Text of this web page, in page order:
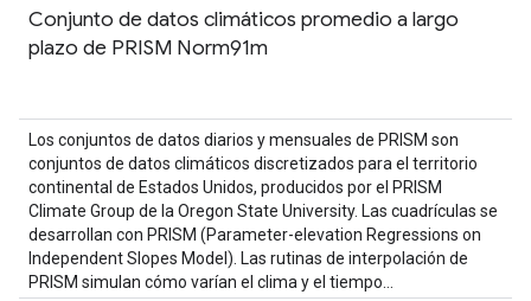
Conjunto de datos climáticos promedio a largo
plazo de PRISM Norm91m
Los conjuntos de datos diarios y mensuales de PRISM son
conjuntos de datos climáticos discretizados para el territorio
continental de Estados Unidos, producidos por el PRISM
Climate Group de la Oregon State University. Las cuadrículas se
desarrollan con PRISM (Parameter-elevation Regressions on
Independent Slopes Model). Las rutinas de interpolación de
PRISM simulan cómo varían el clima y el tiempo…